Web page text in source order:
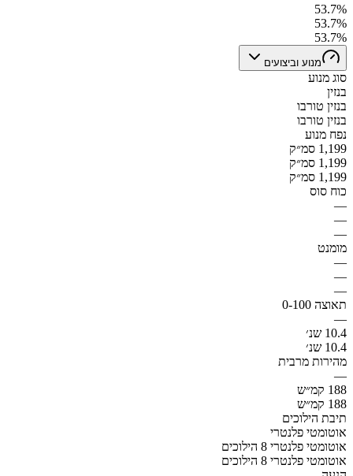
53.7%
53.7%
53.7%
מנוע וביצועים
סוג מנוע
בנזין
בנזין טורבו
בנזין טורבו
נפח מנוע
1,199 סמ״ק
1,199 סמ״ק
1,199 סמ״ק
כוח סוס
—
—
—
מומנט
—
—
—
תאוצה 0-100
—
10.4 שנ׳
10.4 שנ׳
מהירות מרבית
—
188 קמ״ש
188 קמ״ש
תיבת הילוכים
אוטומטי פלנטרי
אוטומטי פלנטרי 8 הילוכים
אוטומטי פלנטרי 8 הילוכים